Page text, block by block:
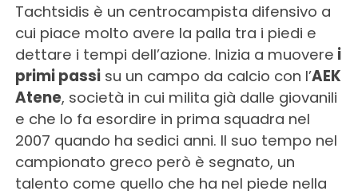
Tachtsidis è un centrocampista difensivo a
cui piace molto avere la palla tra i piedi e
dettare i tempi dell’azione. Inizia a muovere i
primi passisu un campo da calcio con l’AEK
Atene, società in cui milita già dalle giovanili
e che lo fa esordire in prima squadra nel
2007 quando ha sedici anni. Il suo tempo nel
campionato greco però è segnato, un
talento come quello che ha nel piede nella